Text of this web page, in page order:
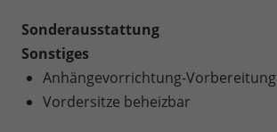
Sonderausstattung
Sonstiges
Anhängevorrichtung-Vorbereitung
Vordersitze beheizbar